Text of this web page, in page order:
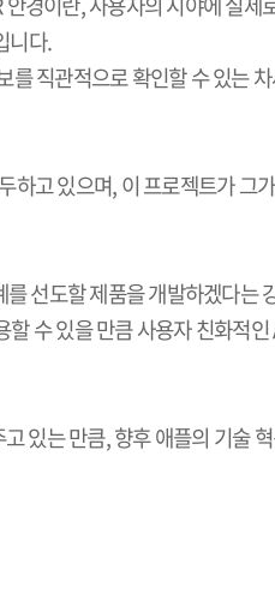
니다.
직관적으로 확인할 수 있는
하고 있으며,이 프로젝트가 그
선도할 제품을 개발하겠다는
할 수 있을 만큼 사용자 친화적인
있는 만큼,향후 애플의 기술